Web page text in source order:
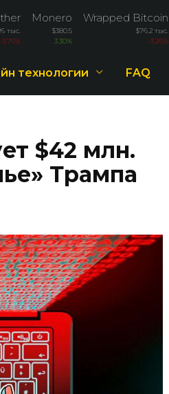
тыс.
-3.76%
Monero
$380.5
3.30%
Wrapped Bitcoin
$76.2 тыс.
-3.26%
технологии FAQ
$42 млн.
Трампа